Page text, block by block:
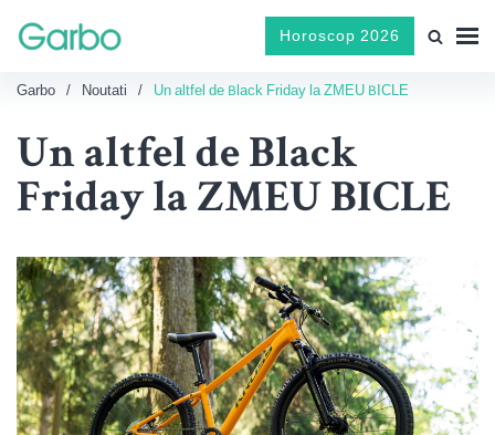
Horoscop 2026
Garbo Noutati Un altfel de Black Friday la ZMEU BICLE
Un altfel de Black
Friday la ZMEU BICLE